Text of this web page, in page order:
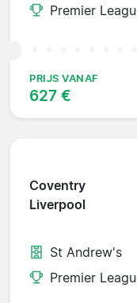
Premier
PRIJS VANAF
627 €
Coventry
Liverpool
St Andrew's
Premier